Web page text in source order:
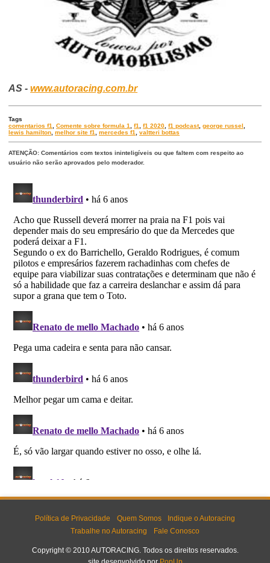
AS -www.autoracing.com.br
Tags
comentarios f1,Comente sobre formula 1,f1,f1 2020,f1 podcast,george russel,
lewis hamilton,melhor site f1,mercedes f1,valtteri bottas
ATENÇÃO: Comentários com textos ininteligíveis ou que faltem com respeito ao
usuário não serão aprovados pelo moderador.
Política de Privacidade Quem Somos
Indique o Autoracing
Trabalhe no Autoracing
Fale Conosco
Copyright © 2010 AUTORACING. Todos os direitos reservados.